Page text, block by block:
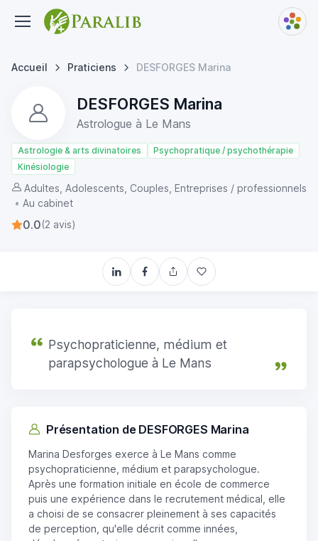
Accueil Praticiens DESFORGES Marina
DESFORGES Marina
Astrologue à Le Mans
Astrologie & arts divinatoires
Psychopratique / psychothérapie
Kinésiologie
Adultes, Adolescents, Couples, Entreprises / professionnels
• Au cabinet
0.0(2 avis)
Psychopraticienne, médium et
parapsychologue à Le Mans
Présentation de DESFORGES Marina
Marina Desforges exerce à Le Mans comme
psychopraticienne, médium et parapsychologue.
Après une formation initiale en école de commerce
puis une expérience dans le recrutement médical, elle
a choisi de se consacrer pleinement à ses capacités
de perception, qu'elle décrit comme innées,